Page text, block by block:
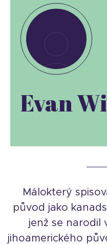
Evan
Málokterý
původ jako
jenž se narodil
jihoamerického